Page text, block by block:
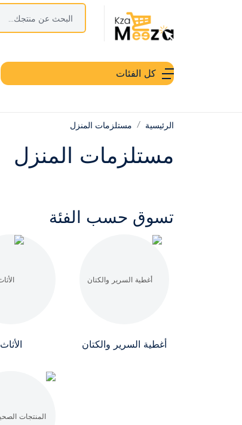
كل الفئات
الرئيسية مستلزمات المنزل
مستلزمات المنزل
تسوق حسب الفئة
أغطية السرير والكتان الأثاث